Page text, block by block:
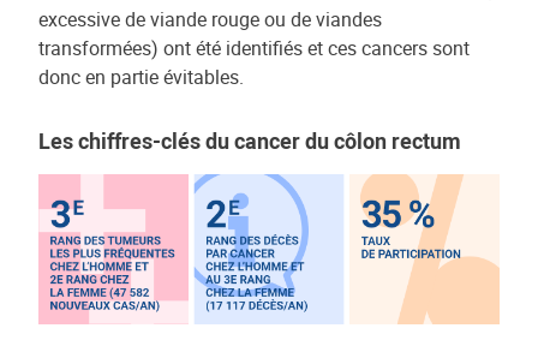
excessive de viande rouge ou de viandes
transformées) ont été identifiés et ces cancers sont
donc en partie évitables.
Les chiffres-clés du cancer du côlon rectum